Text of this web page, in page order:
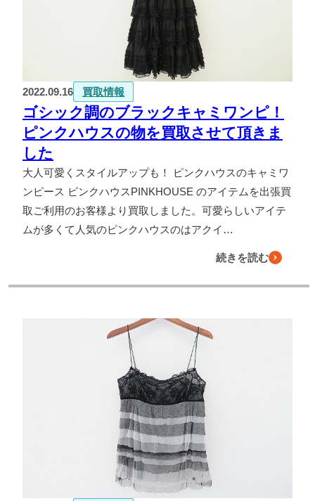
2022.09.16 買取情報
ゴシック調のブラックキャミワンピ！
ピンクハウスの物を買取させて頂きま
した
大人可愛くスタイルアップも！ ピンクハウスのキャミワ
ンピース ピンクハウスPINKHOUSE のアイテムを出張買
取ご利用のお客様より買取しました。可愛らしいアイテ
ムが多くて人気のピンクハウスのはアクイ…
続きを読む